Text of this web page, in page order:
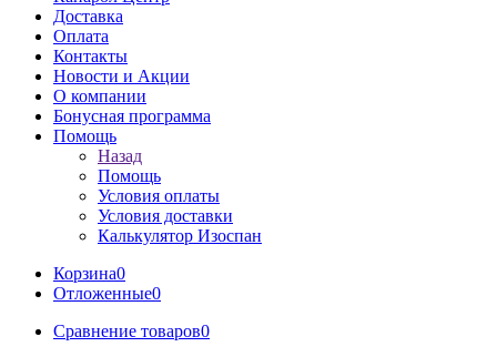
Доставка
Оплата
Контакты
Новости и Акции
О компании
Бонусная программа
Помощь
Назад
Помощь
Условия оплаты
Условия доставки
Калькулятор Изоспан
Корзина0
Отложенные0
Сравнение товаров0